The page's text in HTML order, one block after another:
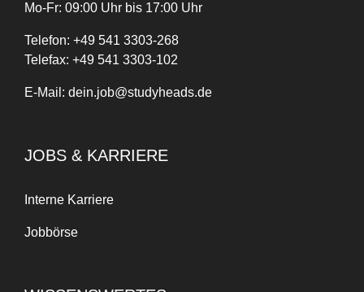
Mo-Fr: 09:00 Uhr bis 17:00 Uhr
Telefon: +49 541 3303-268
Telefax: +49 541 3303-102
E-Mail: dein.job@studyheads.de
JOBS & KARRIERE
Interne Karriere
Jobbörse